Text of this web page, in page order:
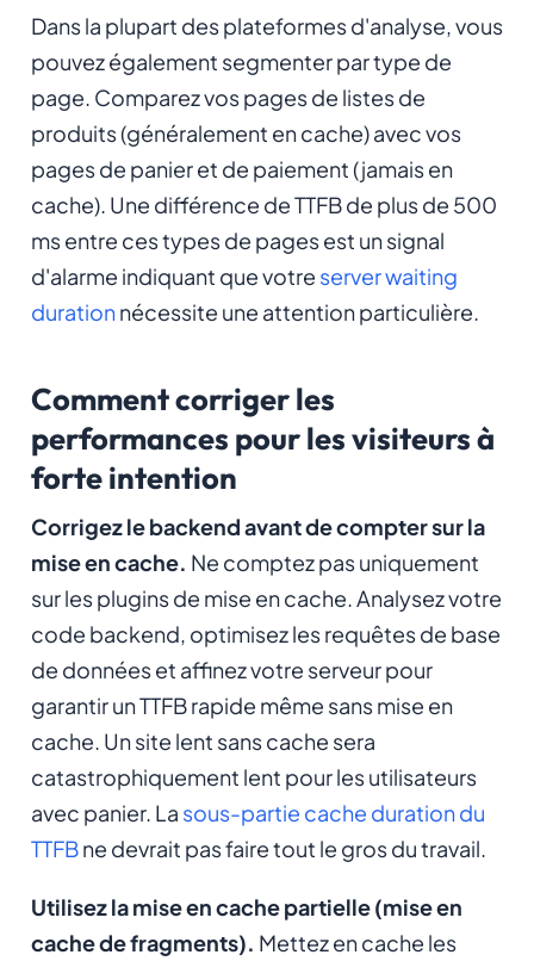
Dans la plupart des plateformes d'analyse, vous
pouvez également segmenter par type de
page. Comparez vos pages de listes de
produits (généralement en cache) avec vos
pages de panier et de paiement (jamais en
cache). Une différence de TTFB de plus de 500
ms entre ces types de pages est un signal
d'alarme indiquant que votre server waiting
durationnécessite une attention particulière.
Comment corriger les
performances pour les visiteurs à
forte intention
Corrigez le backend avant de compter sur la
mise en cache. Ne comptez pas uniquement
sur les plugins de mise en cache. Analysez votre
code backend, optimisez les requêtes de base
de données et affinez votre serveur pour
garantir un TTFB rapide même sans mise en
cache. Un site lent sans cache sera
catastrophiquement lent pour les utilisateurs
avec panier. La sous-partie cache duration du
TTFBne devrait pas faire tout le gros du travail.
Utilisez la mise en cache partielle (mise en
cache de fragments). Mettez en cache les